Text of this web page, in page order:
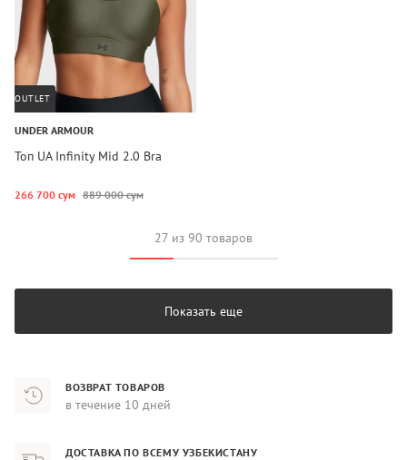
OUTLET
UNDER ARMOUR
Топ UA Infinity Mid 2.0 Bra
266 700 сум 889 000 сум
27 из 90 товаров
Показать еще
ВОЗВРАТ ТОВАРОВ
в течение 10 дней
ДОСТАВКА ПО ВСЕМУ УЗБЕКИСТАНУ